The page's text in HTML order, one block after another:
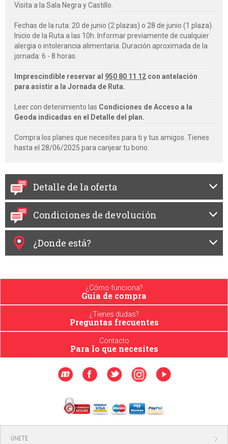
Visita a la Sala Negra y Castillo.
Fechas de la ruta: 20 de junio (2 plazas) o 28 de junio (1 plaza).
Inicio de la Ruta a las 10h. Informar previamente de cualquier
alergia o intolerancia alimentaria. Duración aproximada de la
jornada: 6 - 8 horas.
Imprescindible reservar al 950 80 11 12 con antelación
para asistir a la Jornada de Ruta.
Leer con detenimiento las Condiciones de Acceso a la
Geoda indicadas en el Detalle del plan.
Compra los planes que necesites para ti y tus amigos. Tienes
hasta el 28/06/2025 para canjear tu bono.
Detalle de la oferta
Condiciones de devolución
¿Donde está?
¿Cómo funciona?
Guia de compra
¿Tienes dudas?
Preguntas frecuentes
Contacto
Para lo que necesites
ÚNETE